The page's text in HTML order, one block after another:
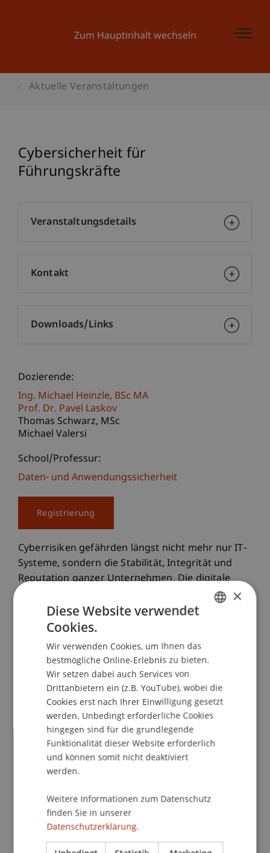
Zum Hauptinhalt wechseln
Aktuelle Veranstaltungen
Cybersicherheit für
Führungskräfte
Dozierende:
Ing. Michael Heinzle BSc MA
Prof. Dr. Pavel Laskov
Thomas Schwarz MSc
Michael Valersi
School/Professur:
Daten- und Anwendungssicherheit
Registrierung
Cyberrisiken gefährden längst nicht mehr nur IT-
Systeme, sondern die Stabilität, Integrität und
Reputation ganzer Unternehmen. Die digitale
Transformation verlangt von Führungskräften,
Cybersicherheit als strategische
Führungsaufgabe zu verstehen und die Chancen
wie Risiken der Digitalisierung aktiv zu steuern.
Dieser Intensivkurs vermittelt praxisorientiertes
Wissen, um Cybersicherheit wirkungsvoll in die
Unternehmensführung zu integrieren. Anhand
realer Bedrohungsszenarien, aktueller
regulatorischer Anforderungen und praxisnaher
Fallbeispiele lernen Führungskräfte, Risiken
richtig einzuschätzen, Prioritäten zu setzen und
im Krisenfall souverän zu handeln.
Das Kursangebot richtet sich an
Aufsichtsräte und IT-Sicherheitsbeauftragte, die
Cybersicherheit als strategische
Führungsaufgabe wahrnehmen und
Veranstaltungsdetails
Kontakt
Downloads/Links
×
Diese Website verwendet
Cookies.
Wir verwenden Cookies, um Ihnen das
bestmögliche Online-Erlebnis zu bieten.
Wir setzen dabei auch Services von
Drittanbietern ein (z.B. YouTube), wobei die
Cookies erst nach Ihrer Einwilligung gesetzt
werden. Unbedingt erforderliche Cookies
hingegen sind für die grundlegende
Funktionalität dieser Website erforderlich
und können somit nicht deaktiviert
werden.
Weitere Informationen zum Datenschutz
finden Sie in unserer
Datenschutzerklärung.